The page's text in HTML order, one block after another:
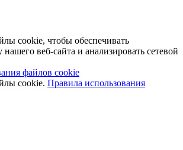
cookie, чтобы обеспечивать
веб-сайта и анализировать сетевой
файлов cookie
cookie. Правила использования